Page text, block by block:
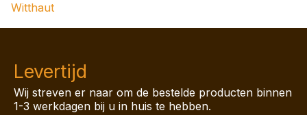
Witthaut
Levertijd
Wij streven er naar om de bestelde producten binnen
1-3 werkdagen bij u in huis te hebben.